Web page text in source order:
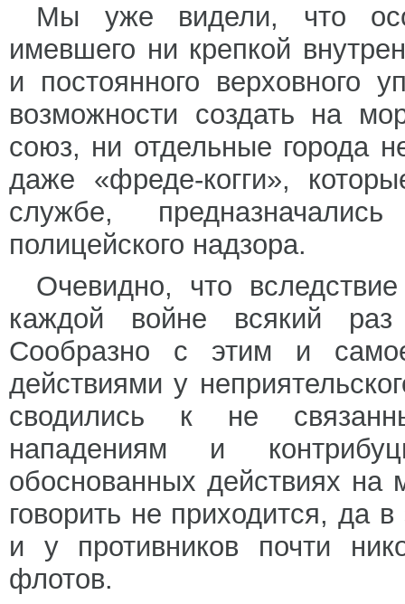
Мы уже видели, что
имевшего ни крепкой
и постоянного верховного
возможности создать на
союз, ни отдельные города
даже «фреде-когги»,
службе,
полицейского надзора.
Очевидно, что
каждой войне всякий
Сообразно с этим и
действиями у
сводились к не
нападениям и
обоснованных действиях
говорить не приходится, да
и у противников почти
флотов.